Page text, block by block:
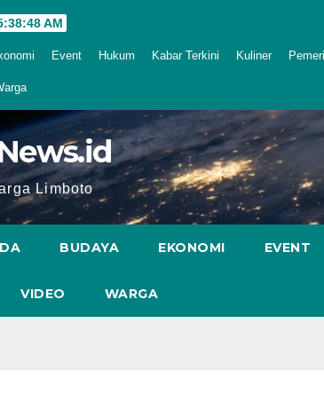
AM
Event Hukum Kabar Terkini Kuliner
Limboto
BUDAYA EKONOMI EVENT
VIDEO WARGA